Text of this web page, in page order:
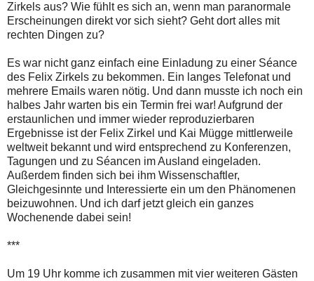
Zirkels aus? Wie fühlt es sich an, wenn man paranormale
Erscheinungen direkt vor sich sieht? Geht dort alles mit
rechten Dingen zu?
Es war nicht ganz einfach eine Einladung zu einer Séance
des Felix Zirkels zu bekommen. Ein langes Telefonat und
mehrere Emails waren nötig. Und dann musste ich noch ein
halbes Jahr warten bis ein Termin frei war! Aufgrund der
erstaunlichen und immer wieder reproduzierbaren
Ergebnisse ist der Felix Zirkel und Kai Mügge mittlerweile
weltweit bekannt und wird entsprechend zu Konferenzen,
Tagungen und zu Séancen im Ausland eingeladen.
Außerdem finden sich bei ihm Wissenschaftler,
Gleichgesinnte und Interessierte ein um den Phänomenen
beizuwohnen. Und ich darf jetzt gleich ein ganzes
Wochenende dabei sein!
***
Um 19 Uhr komme ich zusammen mit vier weiteren Gästen